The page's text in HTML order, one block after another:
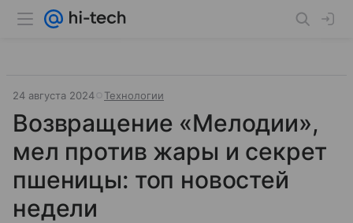
24 августа 2024 Технологии
Возвращение «Мелодии»,
мел против жары и секрет
пшеницы: топ новостей
недели